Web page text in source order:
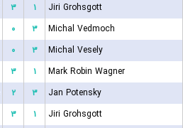
۳ ۱
Jiri Grohsgott
۰ ۳
Michal Vedmoch
۰ ۳
Michal Vesely
۳ ۱
Mark Robin Wagner
۲ ۳
Jan Potensky
۳ ۱
Jiri Grohsgott